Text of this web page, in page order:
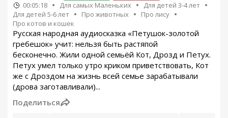
00:05:18 Для самых Маленьких
Для детей 3-4 лет
Для детей 5-6 лет
Про животных
Про лису
Про котов и кошек
Русская народная аудиосказка «Петушок-золотой
гребешок» учит: нельзя быть растяпой
бесконечно. Жили одной семьёй Кот, Дрозд и Петух.
Петух умел только утро криком приветствовать, Кот
же с Дроздом на жизнь всей семье зарабатывали
(дрова заготавливали)...
Поделиться